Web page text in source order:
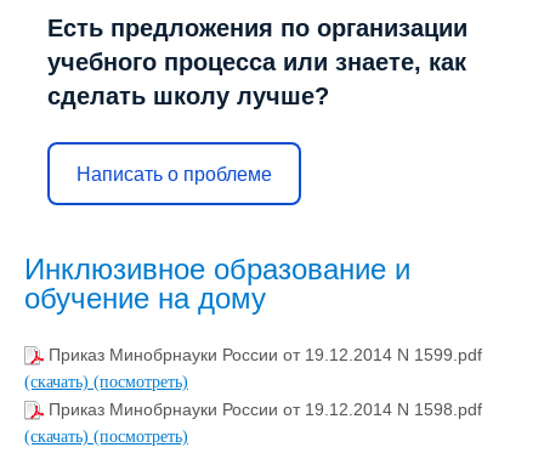
Есть предложения по организации
учебного процесса или знаете, как
сделать школу лучше?
Написать о проблеме
Инклюзивное образование и
обучение на дому
Приказ Минобрнауки России от 19.12.2014 N 1599.pdf
(скачать) (посмотреть)
Приказ Минобрнауки России от 19.12.2014 N 1598.pdf
(скачать) (посмотреть)